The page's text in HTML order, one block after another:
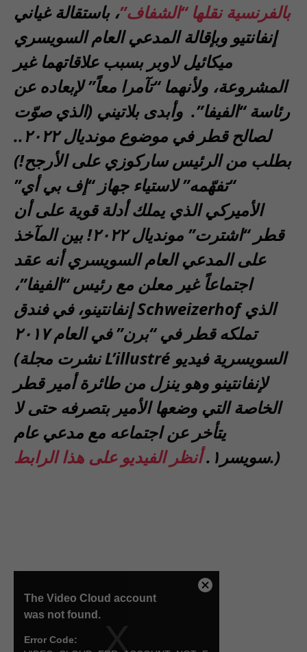
بالفرنسية نقلها “الشفاف”، باستقالة غياني
إنفانتيو وبإقالة المدعي العام السويسري
ميكائيل لاوبر بسبب علاقاتهما غير
المشروعة، ولأنهما “تآمرا معاً” لإبعاده عن
رئاسة “الفيفا”. وأبدى بلاتيني (الذي صوّت
لصالح قطر في موضوع مونديال ٢٠٢٢..
بطلب من الرئيس ساركوزي على الأرجح!)
“تفهّمه” لاستياء جهاز “إف بي أي”
الأميركي الذي يملك أدلة قوية على أن
قطر “اشترت” مونديال ٢٠٢٢! بين المآخذ
على المدعي العام السويسري أنه عقد
اجتماعاً غير معلن مع رئيس “الفيفا”،
إنفانتينو، في فندق Schweizerhof الذي
تملكه قطر في “برن” في العام ٢٠١٧
(نشرت مجلة L’illustré السويسرية فيديو
لإنفانتينو وهو ينزل من طائرة أمير قطر
الخاصة التي وضعها الأمير بتصرفه حتى لا
يتأخر عن اجتماعه مع مدعي عام
سويسر١.
أنظر الفيديو على هذا الرابط .)